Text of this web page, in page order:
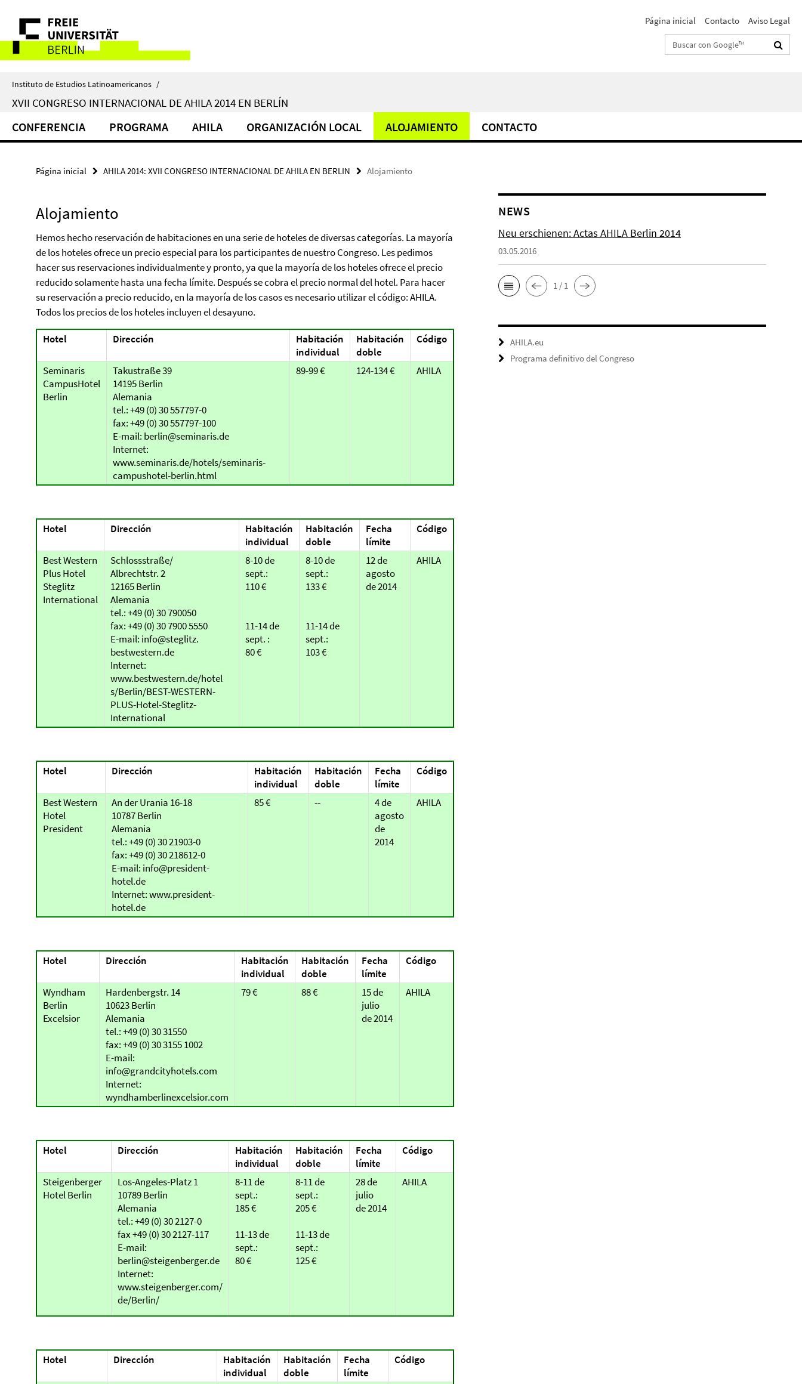
direkt
Inhalt
Herramientas
de
navegación
Página inicial Contacto
Aviso Legal
Suchbegriffe
Instituto de Estudios Latinoamericanos /
XVII CONGRESO INTERNACIONAL DE AHILA 2014 EN BERLÍN
CONFERENCIA PROGRAMA AHILA ORGANIZACIÓN LOCAL ALOJAMIENTO CONTACTO
Página inicial AHILA 2014: XVII CONGRESO INTERNACIONAL DE AHILA EN BERLIN Alojamiento
Alojamiento
Hemos hecho reservación de habitaciones en una serie de hoteles de diversas categorías. La mayoría
de los hoteles ofrece un precio especial para los participantes de nuestro Congreso. Les pedimos
hacer sus reservaciones individualmente y pronto, ya que la mayoría de los hoteles ofrece el precio
reducido solamente hasta una fecha límite. Después se cobra el precio normal del hotel. Para hacer
su reservación a precio reducido, en la mayoría de los casos es necesario utilizar el código: AHILA.
Todos los precios de los hoteles incluyen el desayuno.
Hotel Dirección
Habitación
individual
Habitación
doble
Código
Seminaris
CampusHotel
Berlin
Takustraße 39
14195 Berlin
Alemania
tel.: +49 (0) 30 557797-0
fax: +49 (0) 30 557797-100
E-mail: berlin@seminaris.de
Internet:
www.seminaris.de/hotels/seminaris-
campushotel-berlin.html
89-99 € 124-134 € AHILA
Hotel Dirección
Habitación
individual
Habitación
doble
Fecha
límite
Código
Best Western
Plus Hotel
Steglitz
International
Schlossstraße/
Albrechtstr. 2
12165 Berlin
Alemania
tel.: +49 (0) 30 790050
fax: +49 (0) 30 7900 5550
E-mail: info@steglitz.
bestwestern.de
Internet:
www.bestwestern.de/hotel
s/Berlin/BEST-WESTERN-
PLUS-Hotel-Steglitz-
International
8-10 de
sept.:
110 €
11-14 de
sept. :
80 €
8-10 de
sept.:
133 €
11-14 de
sept.:
103 €
12 de
agosto
de 2014
AHILA
Hotel Dirección
Habitación
individual
Habitación
doble
Fecha
límite
Código
Best Western
Hotel
President
An der Urania 16-18
10787 Berlin
Alemania
tel.: +49 (0) 30 21903-0
fax: +49 (0) 30 218612-0
E-mail: info@president-
hotel.de
Internet: www.president-
hotel.de
85 € --
4 de
agosto
de
2014
AHILA
Hotel Dirección
Habitación
individual
Habitación
doble
Fecha
límite
Código
Wyndham
Berlin
Excelsior
Hardenbergstr. 14
10623 Berlin
Alemania
tel.: +49 (0) 30 31550
fax: +49 (0) 30 3155 1002
E-mail:
info@grandcityhotels.com
Internet:
wyndhamberlinexcelsior.com
79 € 88 €
15 de
julio
de 2014
AHILA
Hotel Dirección
Habitación
individual
Habitación
doble
Fecha
límite
Código
Steigenberger
Hotel Berlin
Los-Angeles-Platz 1
10789 Berlin
Alemania
tel.: +49 (0) 30 2127-0
fax +49 (0) 30 2127-117
E-mail:
berlin@steigenberger.de
Internet:
www.steigenberger.com/
de/Berlin/
8-11 de
sept.:
185 €
11-13 de
sept.:
80 €
8-11 de
sept.:
205 €
11-13 de
sept.:
125 €
28 de
julio
de 2014
AHILA
Hotel Dirección
Habitación
individual
Habitación
doble
Fecha
límite
Código
NEWS
Neu erschienen: Actas AHILA Berlin 2014
03.05.2016
1 / 1
AHILA.eu
Programa definitivo del Congreso